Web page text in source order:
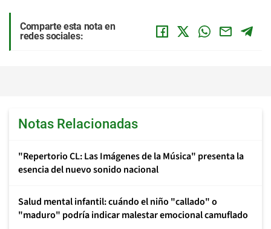
Comparte esta nota en
redes sociales:
Notas Relacionadas
"Repertorio CL: Las Imágenes de la Música" presenta la
esencia del nuevo sonido nacional
Salud mental infantil: cuándo el niño "callado" o
"maduro" podría indicar malestar emocional camuflado